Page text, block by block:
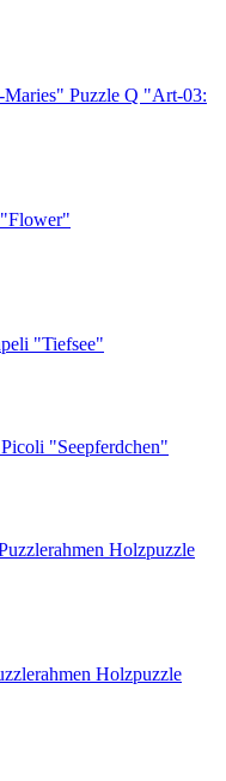
Puzzle Q "Art-03:
"Tiefsee"
"Seepferdchen"
Holzpuzzle
Holzpuzzle